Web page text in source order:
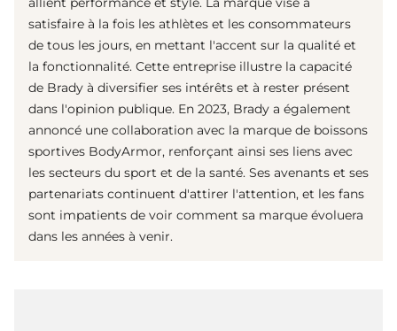
satisfaire à la fois les athlètes et les consommateurs
de tous les jours, en mettant l'accent sur la qualité et
la fonctionnalité. Cette entreprise illustre la capacité
de Brady à diversifier ses intérêts et à rester présent
dans l'opinion publique. En 2023, Brady a également
annoncé une collaboration avec la marque de boissons
sportives BodyArmor, renforçant ainsi ses liens avec
les secteurs du sport et de la santé. Ses avenants et ses
partenariats continuent d'attirer l'attention, et les fans
sont impatients de voir comment sa marque évoluera
dans les années à venir.